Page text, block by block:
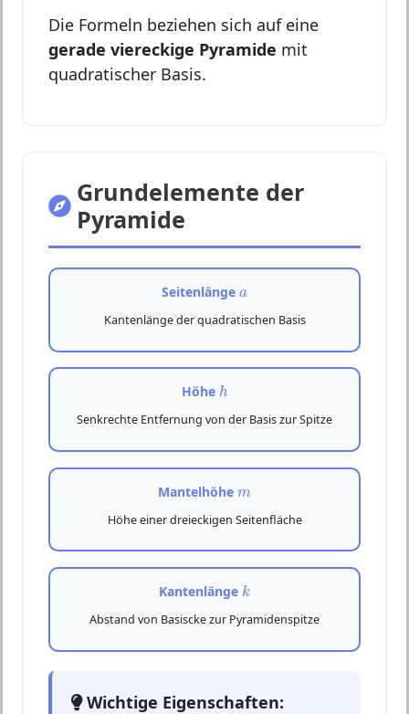
Die Formeln beziehen sich auf eine
gerade viereckige Pyramide mit
quadratischer Basis.
Grundelemente der
Pyramide
Seitenlänge a
a
Kantenlänge der quadratischen Basis
Höhe h
h
Senkrechte Entfernung von der Basis zur Spitze
Mantelhöhe m
m
Höhe einer dreieckigen Seitenfläche
Kantenlänge k
k
Abstand von Basiscke zur Pyramidenspitze
Wichtige Eigenschaften: